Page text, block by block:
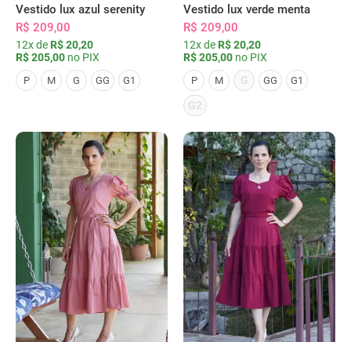
Vestido lux azul serenity
R$ 209,00
12x de R$ 20,20
R$ 205,00 no PIX
P M G GG G1
Vestido lux verde menta
R$ 209,00
12x de R$ 20,20
R$ 205,00 no PIX
P M G GG G1
G2